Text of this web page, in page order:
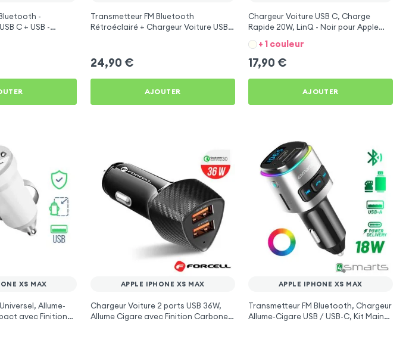
-
C + USB -
Transmetteur FM Bluetooth
Rétroéclairé + Chargeur Voiture USB
24,90 €
AJOUTER
Chargeur Voiture USB C, Charge
Rapide 20W, LinQ - Noir pour Apple
iPhone XS Max
+ 1 couleur
17,90 €
AJOUTER
XS MAX
Allume-
avec Finition
APPLE IPHONE XS MAX
Chargeur Voiture 2 ports USB 36W,
Allume Cigare avec Finition Carbone
APPLE IPHONE XS MAX
Transmetteur FM Bluetooth, Chargeur
Allume-Cigare USB / USB-C, Kit Main